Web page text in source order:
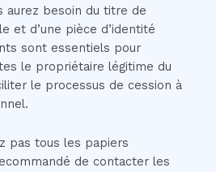
aurez besoin du titre de
et d’une pièce d’identité
sont essentiels pour
le propriétaire légitime du
le processus de cession à
pas tous les papiers
de contacter les